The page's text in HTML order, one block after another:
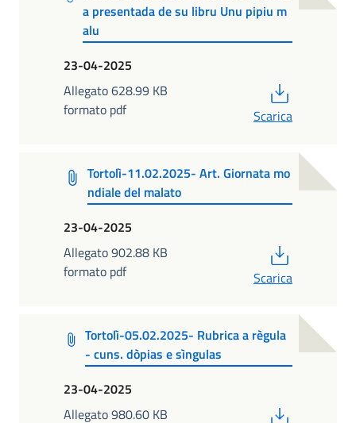
a presentada de su libru Unu pipiu m
alu
23-04-2025
Allegato 628.99 KB
formato pdf
Scarica
Tortolì-11.02.2025- Art. Giornata mo
ndiale del malato
23-04-2025
Allegato 902.88 KB
formato pdf
Scarica
Tortolì-05.02.2025- Rubrica a règula
- cuns. dòpias e sìngulas
23-04-2025
Allegato 980.60 KB